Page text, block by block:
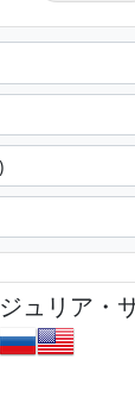
ジュリア・